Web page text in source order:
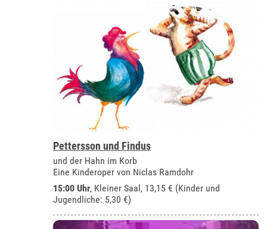
Pettersson und Findus
und der Hahn im Korb
Eine Kinderoper von Niclas Ramdohr
15:00 Uhr, Kleiner Saal , 13,15 € (Kinder und
Jugendliche: 5,30 €)